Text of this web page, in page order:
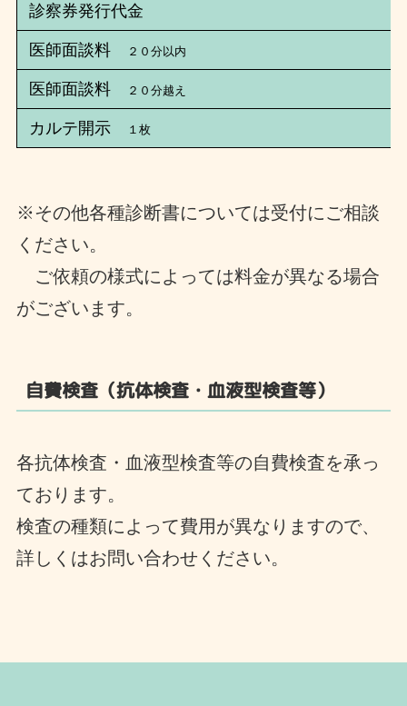
診察券発行代金
医師面談料 ２０分以内
医師面談料 ２０分越え
カルテ開示 １枚
※その他各種診断書については受付にご相談
ください。
ご依頼の様式によっては料金が異なる場合
がございます。
自費検査（抗体検査・血液型検査等）
各抗体検査・血液型検査等の自費検査を承っ
ております。
検査の種類によって費用が異なりますので、
詳しくはお問い合わせください。